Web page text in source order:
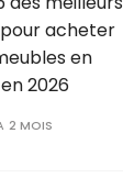
acheter
en
2026
2 MOIS